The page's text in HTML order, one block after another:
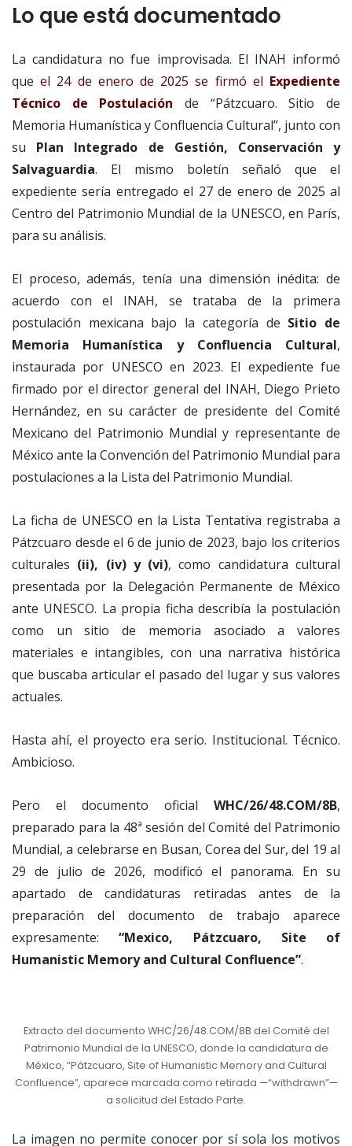
Lo que está documentado
La candidatura no fue improvisada. El INAH informó
queel 24 de enero de 2025 se firmó el Expediente
Técnico de Postulación de “Pátzcuaro. Sitio de
Memoria Humanística y Confluencia Cultural”, junto con
su Plan Integrado de Gestión, Conservación y
Salvaguardia. El mismo boletín señaló que el
expediente sería entregado el 27 de enero de 2025 al
Centro del Patrimonio Mundial de la UNESCO, en París,
para su análisis.
El proceso, además, tenía una dimensión inédita: de
acuerdo con el INAH, se trataba de la primera
postulación mexicana bajo la categoría de Sitio de
Memoria Humanística y Confluencia Cultural,
instaurada por UNESCO en 2023. El expediente fue
firmado por el director general del INAH, Diego Prieto
Hernández, en su carácter de presidente del Comité
Mexicano del Patrimonio Mundial y representante de
México ante la Convención del Patrimonio Mundial para
postulaciones a la Lista del Patrimonio Mundial.
La ficha de UNESCO en la Lista Tentativa registraba a
Pátzcuaro desde el 6 de junio de 2023, bajo los criterios
culturales (ii), (iv) y (vi), como candidatura cultural
presentada por la Delegación Permanente de México
ante UNESCO. La propia ficha describía la postulación
como un sitio de memoria asociado a valores
materiales e intangibles, con una narrativa histórica
que buscaba articular el pasado del lugar y sus valores
actuales.
Hasta ahí, el proyecto era serio. Institucional. Técnico.
Ambicioso.
Pero el documento oficial WHC/26/48.COM/8B,
preparado para la 48ª sesión del Comité del Patrimonio
Mundial, a celebrarse en Busan, Corea del Sur, del 19 al
29 de julio de 2026, modificó el panorama. En su
apartado de candidaturas retiradas antes de la
preparación del documento de trabajo aparece
expresamente:“Mexico, Pátzcuaro, Site of
Humanistic Memory and Cultural Confluence”.
Extracto del documento WHC/26/48.COM/8B del Comité del
Patrimonio Mundial de la UNESCO, donde la candidatura de
México, “Pátzcuaro, Site of Humanistic Memory and Cultural
Confluence”, aparece marcada como retirada —“withdrawn”—
a solicitud del Estado Parte.
La imagen no permite conocer por sí sola los motivos